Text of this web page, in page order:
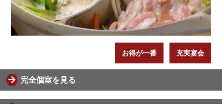
お得が一番 充実宴会
完全個室を見る